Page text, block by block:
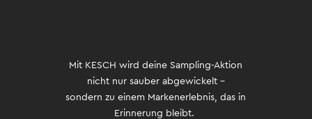
Mit KESCH wird deine Sampling-Aktion
nicht nur sauber abgewickelt –
sondern zu einem Markenerlebnis, das in
Erinnerung bleibt.